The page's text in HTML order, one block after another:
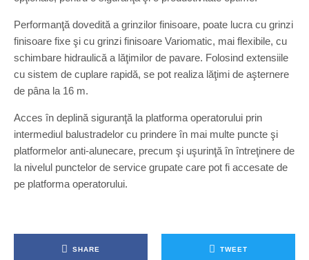
Performanţă dovedită a grinzilor finisoare, poate lucra cu grinzi
finisoare fixe şi cu grinzi finisoare Variomatic, mai flexibile, cu
schimbare hidraulică a lăţimilor de pavare. Folosind extensiile
cu sistem de cuplare rapidă, se pot realiza lăţimi de aşternere
de pâna la 16 m.
Acces în deplină siguranţă la platforma operatorului prin
intermediul balustradelor cu prindere în mai multe puncte şi
platformelor anti-alunecare, precum şi uşurinţă în întreţinere de
la nivelul punctelor de service grupate care pot fi accesate de
pe platforma operatorului.
SHARE TWEET